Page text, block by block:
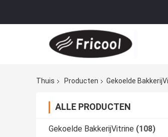
Thuis Producten Gekoelde
ALLE PRODUCTEN
Gekoelde BakkerijVitrine (108)